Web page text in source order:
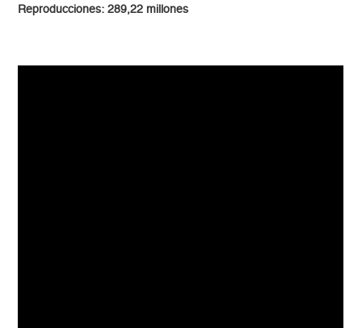
Reproducciones: 289,22 millones